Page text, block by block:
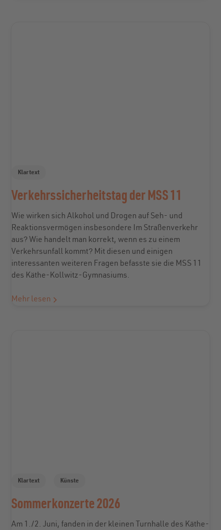
Klartext
Verkehrssicherheitstag der MSS 11
Wie wirken sich Alkohol und Drogen auf Seh- und
Reaktionsvermögen insbesondere Im Straßenverkehr
aus? Wie handelt man korrekt, wenn es zu einem
Verkehrsunfall kommt? Mit diesen und einigen
interessanten weiteren Fragen befasste sie die MSS 11
des Käthe-Kollwitz-Gymnasiums.
Mehr lesen
Klartext Künste
Sommerkonzerte 2026
Am 1./2. Juni, fanden in der kleinen Turnhalle des Käthe-